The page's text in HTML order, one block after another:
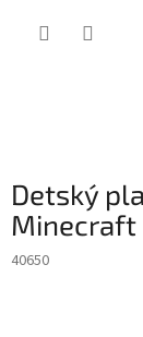
Detský
Minecraft
40650